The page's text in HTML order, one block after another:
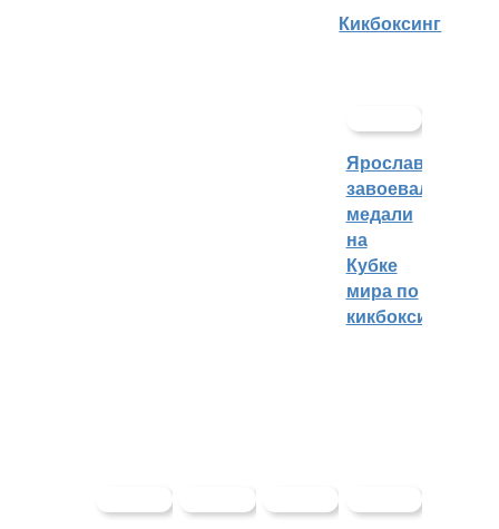
Кикбоксинг
Ярославцы
завоевали
медали
на
Кубке
мира по
кикбоксингу